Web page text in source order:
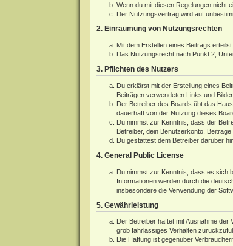
Wenn du mit diesen Regelungen nicht
Der Nutzungsvertrag wird auf
2. Einräumung von Nutzungsrechten
Mit dem Erstellen eines Beitrags
Das Nutzungsrecht nach Punkt 2,
3. Pflichten des Nutzers
Du erklärst mit der Erstellung eines
Beiträgen verwendeten Links und
Der Betreiber des Boards übt das
dauerhaft von der Nutzung dieses
Du nimmst zur Kenntnis, dass der
Betreiber, dein Benutzerkonto,
Du gestattest dem Betreiber darüber
4. General Public License
Du nimmst zur Kenntnis, dass es sich
Informationen werden durch die
insbesondere die Verwendung der
5. Gewährleistung
Der Betreiber haftet mit Ausnahme
grob fahrlässiges Verhalten
Die Haftung ist gegenüber